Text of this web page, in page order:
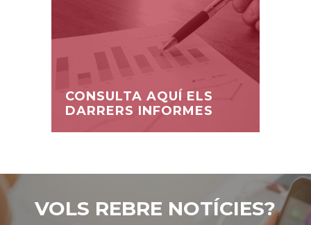
CONSULTA AQUÍ ELS
DARRERS INFORMES
VOLS REBRE NOTÍCIES?